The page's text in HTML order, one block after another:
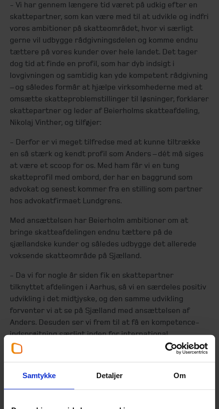
Samtykke Detaljer Om
- Vi har gennem længere tid været på udkig efter en
skattepartner, som kan være med til at udvikle og indfri
vores ambitioner på skatteområdet, hvor vi særligt
gerne vil udbygge rådgivningsdelen og komme endnu
tættere på vores kunder over hele landet. Det tager
dog tid at finde en profil, som har dyb indsigt i
lovgivningen og samtidig kan yde kompetent rådgivning
– og således formår at hjælpe virksomhederne med at
omsætte skatteproblemstillinger til løsninger, forklarer
skattepartner og leder af Beierholms skatteafdeling,
Nikolaj Vinther, og tilføjer:
- Derfor er vi meget tilfredse med at kunne tiltrække
en så stærk og kendt profil som Anders – dét må siges
at være et scoop for os. Med ham får vi en tung
skatteprofil med ombord, der har en baggrund som
advokat og senest kommer fra en stilling som partner
hos advokatfirmaet Lundgrens.
Med ansættelsen har Beierholm ambitioner om at
bringe skatteafdelingen endnu tættere på de
sjællandske kunder og således udbygge det allerede
voksende skatteområde på Sjælland.
- Da vi for nogle år siden fik en skattepartner
tilknyttet afdelingen i Aarhus, så vi en særdeles positiv
udvikling i det midtjyske, og den samme udvikling
forventer vi at se på Sjælland med ansættelsen af
Anders. Desuden ser vi frem til at få en kompetence-
indsprøjtning særligt inden for international
selskabsbeskatning og herunder Transfer Pricing, som
Anders har forfattet flere bøger om, fortæller Nikolaj
Massiv efterspørgsel på rådgivning